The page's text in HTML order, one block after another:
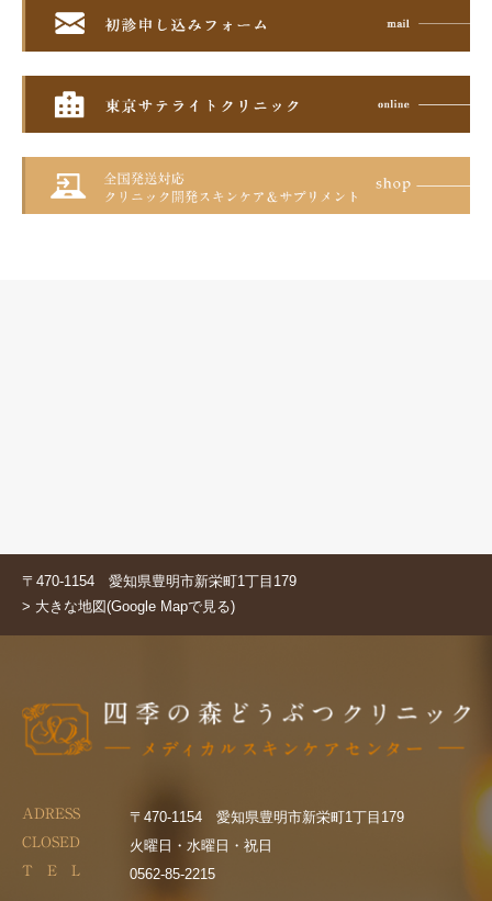
〒470-1154 愛知県豊明市新栄町1丁目179
> 大きな地図(Google Mapで見る)
ADRESS 〒470-1154 愛知県豊明市新栄町1丁目179
CLOSED 火曜日・水曜日・祝日
T E L 0562-85-2215